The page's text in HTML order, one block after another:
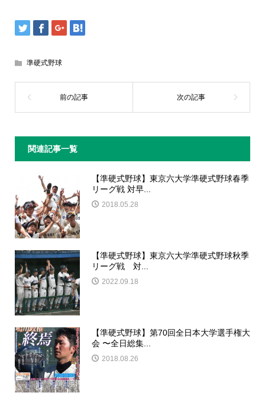
準硬式野球
関連記事一覧
【準硬式野球】東京六大学準硬式野球春季
リーグ戦 対早...
2018.05.28
【準硬式野球】東京六大学準硬式野球秋季
リーグ戦 対...
2022.09.18
【準硬式野球】第70回全日本大学選手権大
会 〜全日総集...
2018.08.26